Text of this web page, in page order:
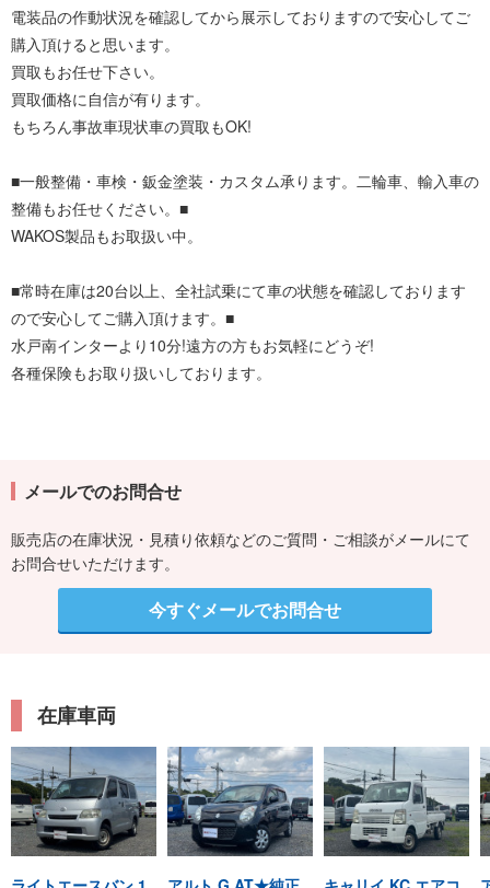
電装品の作動状況を確認してから展示しておりますので安心してご
購入頂けると思います。
買取もお任せ下さい。
買取価格に自信が有ります。
もちろん事故車現状車の買取もOK!
■一般整備・車検・鈑金塗装・カスタム承ります。二輪車、輸入車の
整備もお任せください。■
WAKOS製品もお取扱い中。
■常時在庫は20台以上、全社試乗にて車の状態を確認しております
ので安心してご購入頂けます。■
水戸南インターより10分!遠方の方もお気軽にどうぞ!
各種保険もお取り扱いしております。
メールでのお問合せ
販売店の在庫状況・見積り依頼などのご質問・ご相談がメールにて
お問合せいただけます。
今すぐメールでお問合せ
在庫車両